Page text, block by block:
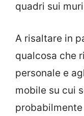
quadri sui
A risaltare in
qualcosa che
personale e
mobile su cui